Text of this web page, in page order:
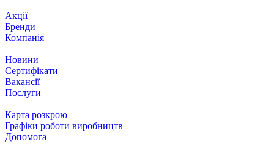
Акції
Бренди
Компанія
Новини
Сертифікати
Вакансії
Послуги
Карта розкрою
Графіки роботи виробництв
Допомога